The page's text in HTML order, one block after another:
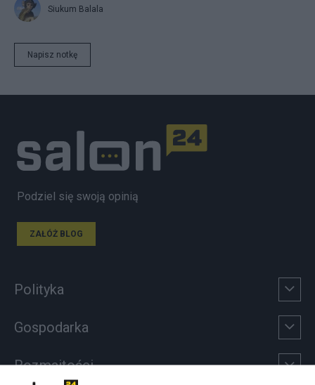
Siukum Balala
Napisz notkę
Podziel się swoją opinią
ZAŁÓŻ BLOG
Polityka
Gospodarka
Rozmaitości